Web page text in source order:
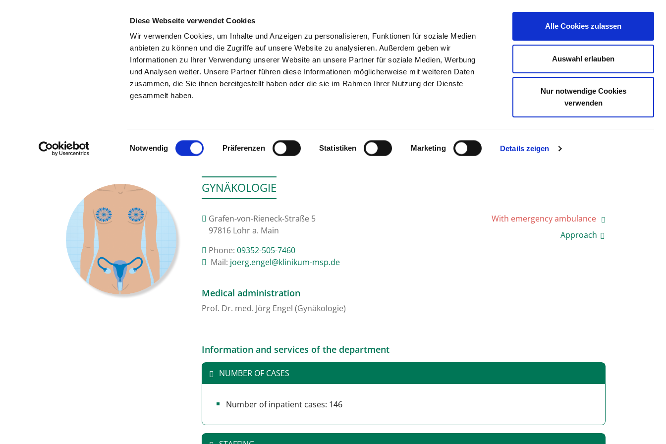
Diese Webseite verwendet Cookies
Wir verwenden Cookies, um Inhalte und Anzeigen zu personalisieren, Funktionen für soziale Medien
anbieten zu können und die Zugriffe auf unsere Website zu analysieren. Außerdem geben wir
Informationen zu Ihrer Verwendung unserer Website an unsere Partner für soziale Medien, Werbung
und Analysen weiter. Unsere Partner führen diese Informationen möglicherweise mit weiteren Daten
zusammen, die Sie ihnen bereitgestellt haben oder die sie im Rahmen Ihrer Nutzung der Dienste
gesammelt haben.
Einwilligungsauswahl
Notwendig Präferenzen Statistiken Marketing Details zeigen
Alle Cookies zulassen
Auswahl erlauben
Nur notwendige Cookies
verwenden
SEARCH TIPS & HELP THE DIRECTORY JOB PORTAL CONTACT
To the hospital’s home page
GYNÄKOLOGIE
Grafen-von-Rieneck-Straße 5
97816 Lohr a. Main
Phone: 09352-505-7460
Mail: ed.psm-mukinilk@legne.greoj
With emergency ambulance
Approach
Medical administration
Prof. Dr. med. Jörg Engel (Gynäkologie)
Information and services of the department
NUMBER OF CASES
Number of inpatient cases: 146